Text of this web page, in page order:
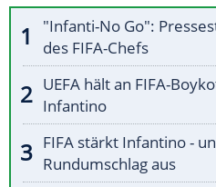
"Infanti-No Go":
des FIFA-Chefs
UEFA hält an FIFA-
Infantino
FIFA stärkt Infantino -
Rundumschlag aus